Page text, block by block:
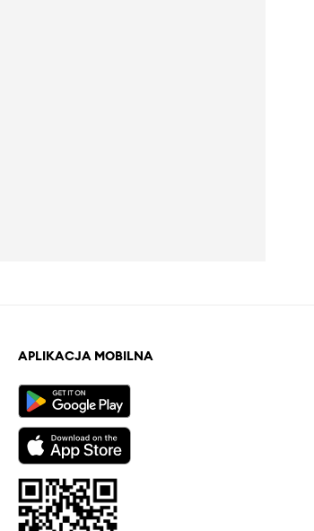
APLIKACJA MOBILNA